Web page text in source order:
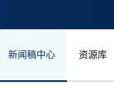
新闻稿中心 资源库